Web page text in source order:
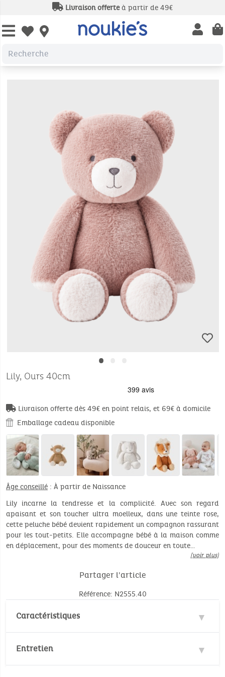
Livraison offerteà partir de 49€
Open wishlist Open
•
Lily, Ours 40cm
Livraison offerte dès 49€ en point relais, et 69€ à domicile
Emballage cadeau disponible
Âge conseillé : À partir de Naissance
Lily incarne la tendresse et la complicité. Avec son regard
apaisant et son toucher ultra moelleux, dans une teinte rose,
cette peluche bébé devient rapidement un compagnon rassurant
pour les tout-petits. Elle accompagne bébé à la maison comme
en déplacement, pour des moments de douceur en toute…
[voir plus]
Partager l'article
Référence: N2555.40
Caractéristiques
Entretien